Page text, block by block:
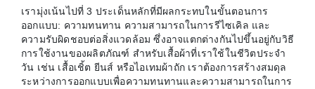
เรามุ่งเน้นไปที่ 3 ประเด็นหลักที่มีผลกระทบในขั้นตอนการ
ออกแบบ: ความทนทาน ความสามารถในการรีไซเคิล และ
ความรับผิดชอบต่อสิ่งแวดล้อม ซึ่งอาจแตกต่างกันไปขึ้นอยู่กับวิธี
การใช้งานของผลิตภัณฑ์ สำหรับเสื้อผ้าที่เราใช้ในชีวิตประจำ
วัน เช่น เสื้อเชิ้ต ยีนส์ หรือไอเทมผ้าถัก เราต้องการสร้างสมดุล
ระหว่างการออกแบบเพื่อความทนทานและความสามารถในการ